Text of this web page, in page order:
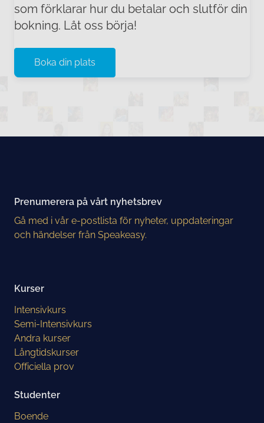
som förklarar hur du betalar och slutför din
bokning. Låt oss börja!
Boka din plats
Prenumerera på vårt nyhetsbrev
Gå med i vår e-postlista för nyheter, uppdateringar
och händelser från Speakeasy.
Kurser
Intensivkurs
Semi-Intensivkurs
Andra kurser
Långtidskurser
Officiella prov
Studenter
Boende